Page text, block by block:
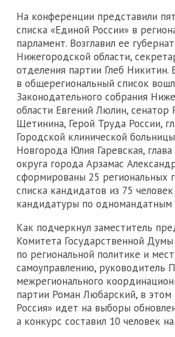
На конференции представили
списка «Единой России» в
парламент. Возглавил ее
Нижегородской области,
отделения партии Глеб Никитин.
в общерегиональный список
Законодательного собрания
области Евгений Люлин, сенатор
Щетинина, Герой Труда России,
Городской клинической
Новгорода Юлия Гаревская,
округа города Арзамас
сформированы 25 региональных
списка кандидатов из 75
кандидатуры по одномандатным
Как подчеркнул заместитель
Комитета Государственной
по региональной политике и
самоуправлению, руководитель
межрегионального
партии Роман Любарский, в этом
Россия» идет на выборы
а конкурс составил 10 человек